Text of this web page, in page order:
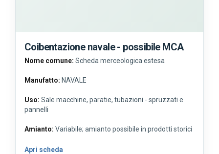
Coibentazione navale - possibile MCA
Nome comune: Scheda merceologica estesa
Manufatto: NAVALE
Uso: Sale macchine, paratie, tubazioni - spruzzati e
pannelli
Amianto: Variabile; amianto possibile in prodotti storici
Apri scheda